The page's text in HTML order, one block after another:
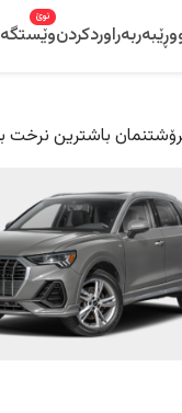
ڕێبەربەراوردکردن
نوێ
فرۆشتنمان باشترین